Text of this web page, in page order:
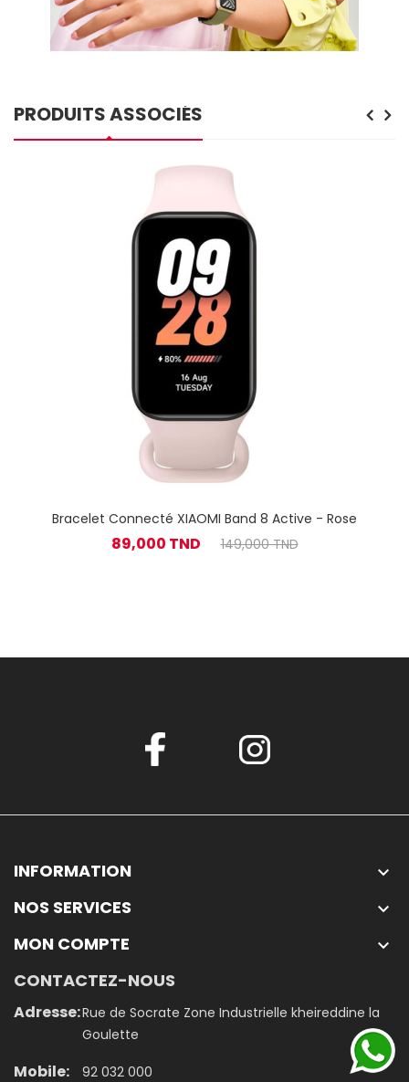
PRODUITS ASSOCIÉS
Bracelet Connecté XIAOMI Band 8 Active - Rose
89,000 TND 149,000 TND
INFORMATION 
NOS SERVICES 
MON COMPTE 
CONTACTEZ-NOUS
Adresse:Rue de Socrate Zone Industrielle kheireddine la
Goulette
Mobile: 92 032 000